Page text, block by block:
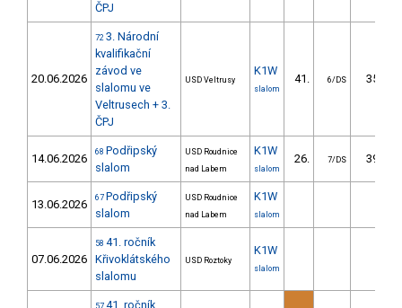
ČPJ
20.06.2026
72 3. Národní
kvalifikační
závod ve
slalomu ve
Veltrusech + 3.
ČPJ
USD Veltrusy
K1W
slalom
41. 6/DS 35.31
14.06.2026 68 Podřipský
slalom
USD Roudnice
nad Labem
K1W
slalom
26. 7/DS 39.51
13.06.2026 67 Podřipský
slalom
USD Roudnice
nad Labem
K1W
slalom
07.06.2026
58 41. ročník
Křivoklátského
slalomu
USD Roztoky
K1W
slalom
41. ročník